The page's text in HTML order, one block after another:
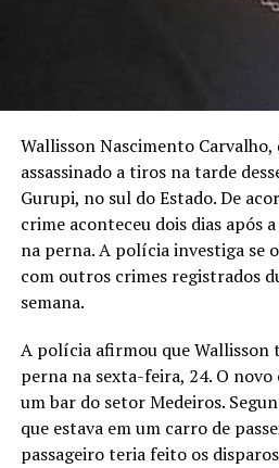
Wallisson Nascimento Carvalho,
assassinado a tiros na tarde
Gurupi, no sul do Estado. De
crime aconteceu dois dias após
na perna. A polícia investiga se
com outros crimes registrados
semana.
A polícia afirmou que Wallisson
perna na sexta-feira, 24. O
um bar do setor Medeiros.
que estava em um carro de
passageiro teria feito os